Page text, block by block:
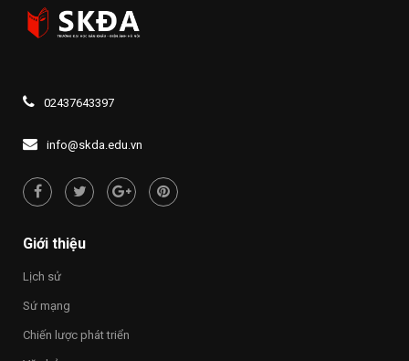
02437643397
info@skda.edu.vn
Giới thiệu
Lịch sử
Sứ mạng
Chiến lược phát triển